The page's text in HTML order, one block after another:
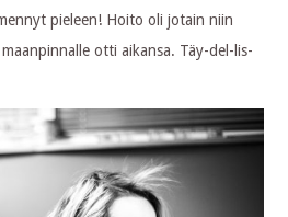
pieleen! Hoito oli jotain niin
otti aikansa. Täy-del-lis-